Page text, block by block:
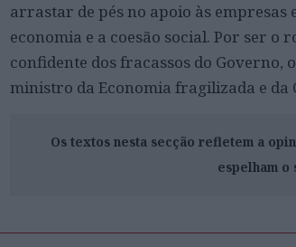
arrastar de pés no apoio às empresas
economia e a coesão social. Por ser o
confidente dos fracassos do
ministro da Economia fragilizada e da
Os textos nesta secção refletem a
espelham